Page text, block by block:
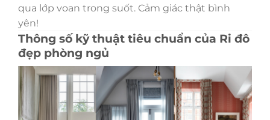
qua lớp voan trong suốt. Cảm giác thật bình
yên!
Thông số kỹ thuật tiêu chuẩn của Ri đô
đẹp phòng ngủ